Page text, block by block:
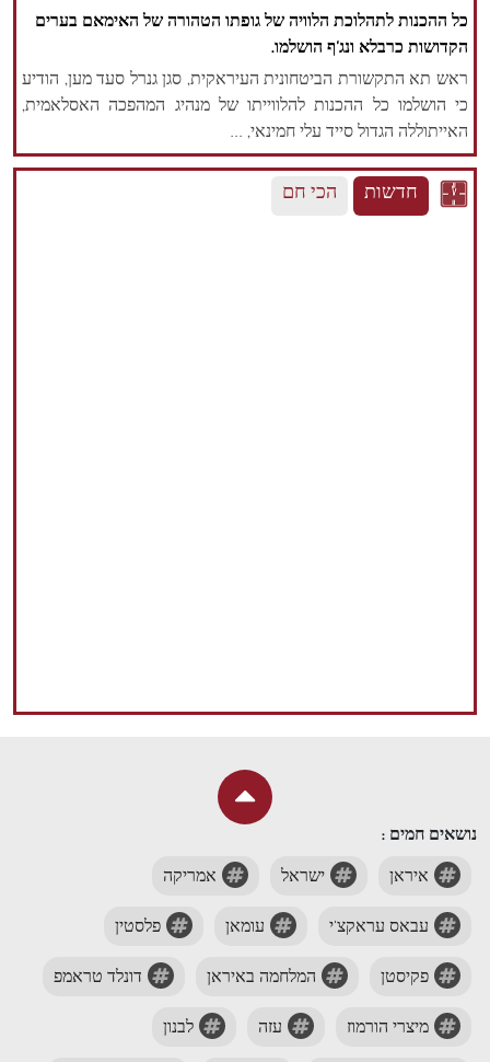
כל ההכנות לתהלוכת הלוויה של גופתו הטהורה של האימאם בערים
הקדושות כרבלא ונג'ף הושלמו.
ראש תא התקשורת הביטחונית העיראקית, סגן גנרל סעד מען, הודיע
כי הושלמו כל ההכנות להלווייתו של מנהיג המהפכה האסלאמית,
האייתוללה הגדול סייד עלי חמינאי, ...
חדשות הכי חם
נושאים חמים :
איראן ישראל אמריקה
עבאס עראקצ'י עומאן פלסטין
פקיסטן המלחמה באיראן דונלד טראמפ
מיצרי הורמוז עזה לבנון